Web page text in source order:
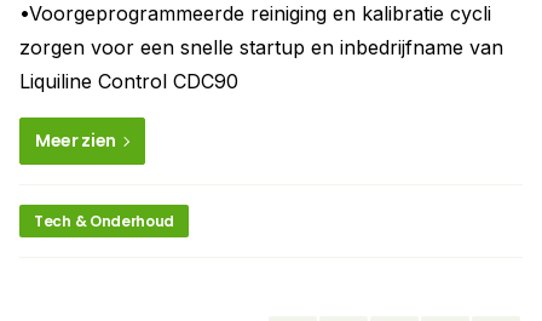
•Voorgeprogrammeerde reiniging en kalibratie cycli
zorgen voor een snelle startup en inbedrijfname van
Liquiline Control CDC90
Meer zien
Tech & Onderhoud